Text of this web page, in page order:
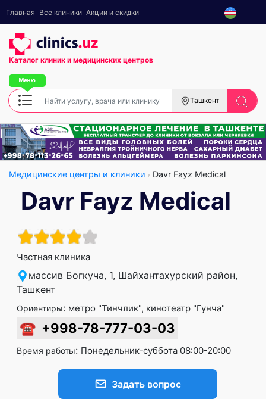
Главная Все клиники Акции и скидки
Каталог клиник и медицинских центров
Ташкент
Медицинские центры и клиники Davr Fayz Medical
Davr Fayz Medical
Частная клиника
массив Богкуча, 1, Шайхантахурский район,
Ташкент
Ориентиры: метро "Тинчлик", кинотеатр "Гунча"
☎ +998-78-777-03-03
Время работы: Понедельник-суббота 08:00-20:00
Задать вопрос